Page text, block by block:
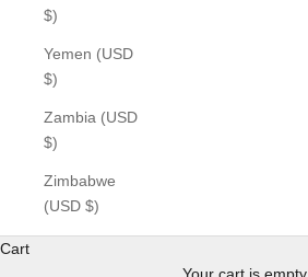
$)
Yemen (USD
$)
Zambia (USD
$)
Zimbabwe
(USD $)
Cart
Your cart is empty